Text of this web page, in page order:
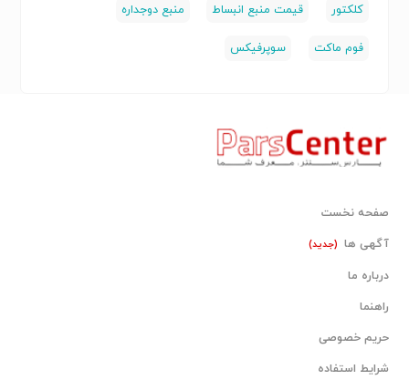
کلکتور قیمت منبع انبساط منبع دوجداره
فوم ماکت سوپرفیکس
صفحه نخست
آگهی ها (جدید)
درباره ما
راهنما
حریم خصوصی
شرایط استفاده